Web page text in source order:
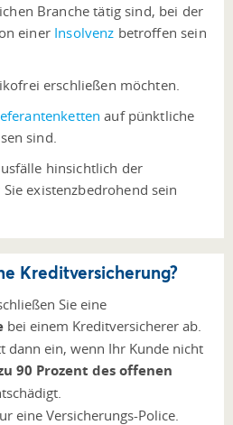
Branche tätig sind, bei der
einer Insolvenz betroffen sein
erschließen möchten.
auf pünktliche
sind.
hinsichtlich der
existenzbedrohend sein
Kreditversicherung?
Sie eine
bei einem Kreditversicherer ab.
dann ein, wenn Ihr Kunde nicht
90 Prozent des offenen
eine Versicherungs-Police.